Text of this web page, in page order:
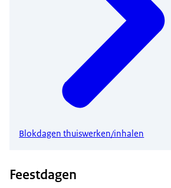
Blokdagen thuiswerken/inhalen
Feestdagen